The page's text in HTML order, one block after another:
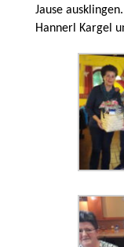
Jause
Hannerl Kargel